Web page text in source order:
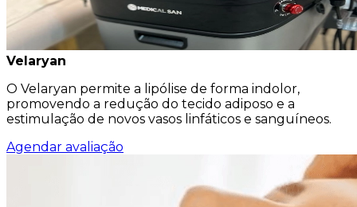
Velaryan
O Velaryan permite a lipólise de forma indolor,
promovendo a redução do tecido adiposo e a
estimulação de novos vasos linfáticos e sanguíneos.
Agendar avaliação